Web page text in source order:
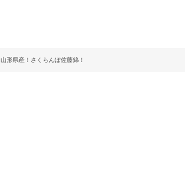
山形県産！さくらんぼ佐藤錦！